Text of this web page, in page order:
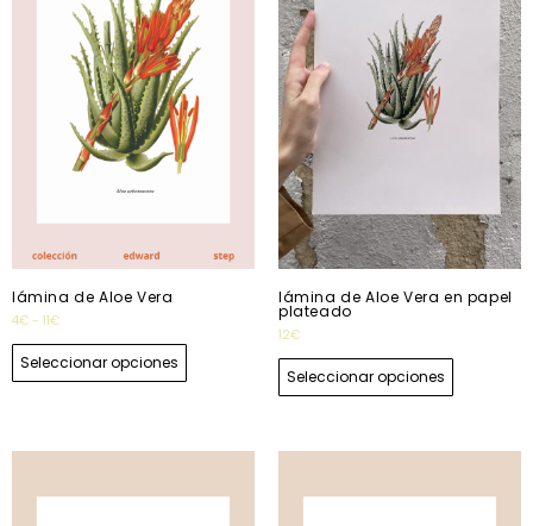
lámina de Aloe Vera
4€ - 11€
Seleccionar opciones
lámina de Aloe Vera en papel
plateado
12€
Seleccionar opciones